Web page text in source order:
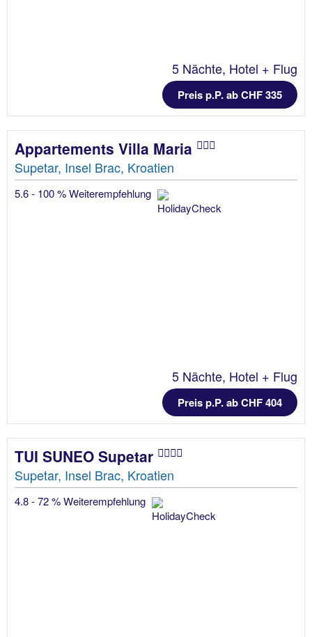
5 Nächte, Hotel + Flug
Preis p.P. ab CHF 335
Appartements Villa Maria
Supetar, Insel Brac, Kroatien
5.6 - 100 % Weiterempfehlung
5 Nächte, Hotel + Flug
Preis p.P. ab CHF 404
TUI SUNEO Supetar
Supetar, Insel Brac, Kroatien
4.8 - 72 % Weiterempfehlung